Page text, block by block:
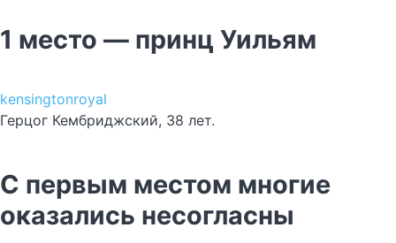
1 место — принц Уильям
kensingtonroyal
Герцог Кембриджский, 38 лет.
С первым местом многие
оказались несогласны